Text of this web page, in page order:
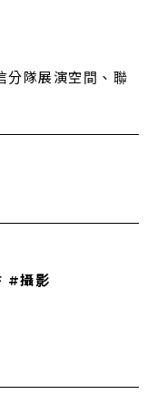
分隊展演空間、聯
#攝影